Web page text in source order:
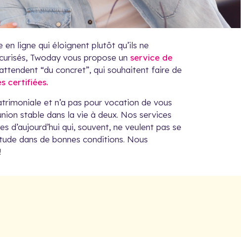
ligne qui éloignent plutôt qu’ils ne
Twoday vous propose un service de
“du concret”, qui souhaitent faire de
certifiées.
et n’a pas pour vocation de vous
stable dans la vie à deux. Nos services
qui, souvent, ne veulent pas se
dans de bonnes conditions. Nous
!